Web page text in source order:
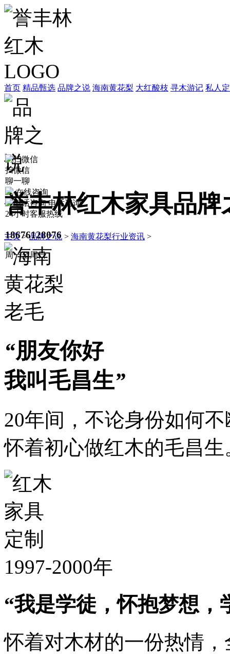
首页 精品甄选 品牌之说 海南黄花梨 大红酸枝 寻木游记 私人
誉丰林红木家具品牌
主页>品牌之说 > 海南黄花梨行业资讯 >
“朋友你好
我叫毛昌生”
20年间，不论身份如何
怀着初心做红木的毛昌生
1997-2000年
“我是学徒，怀抱梦想，
怀着对木材的一份热情
扫微信
聊一聊
在线咨询
电话咨询
24小时客服热线
18676128076
周一至周日